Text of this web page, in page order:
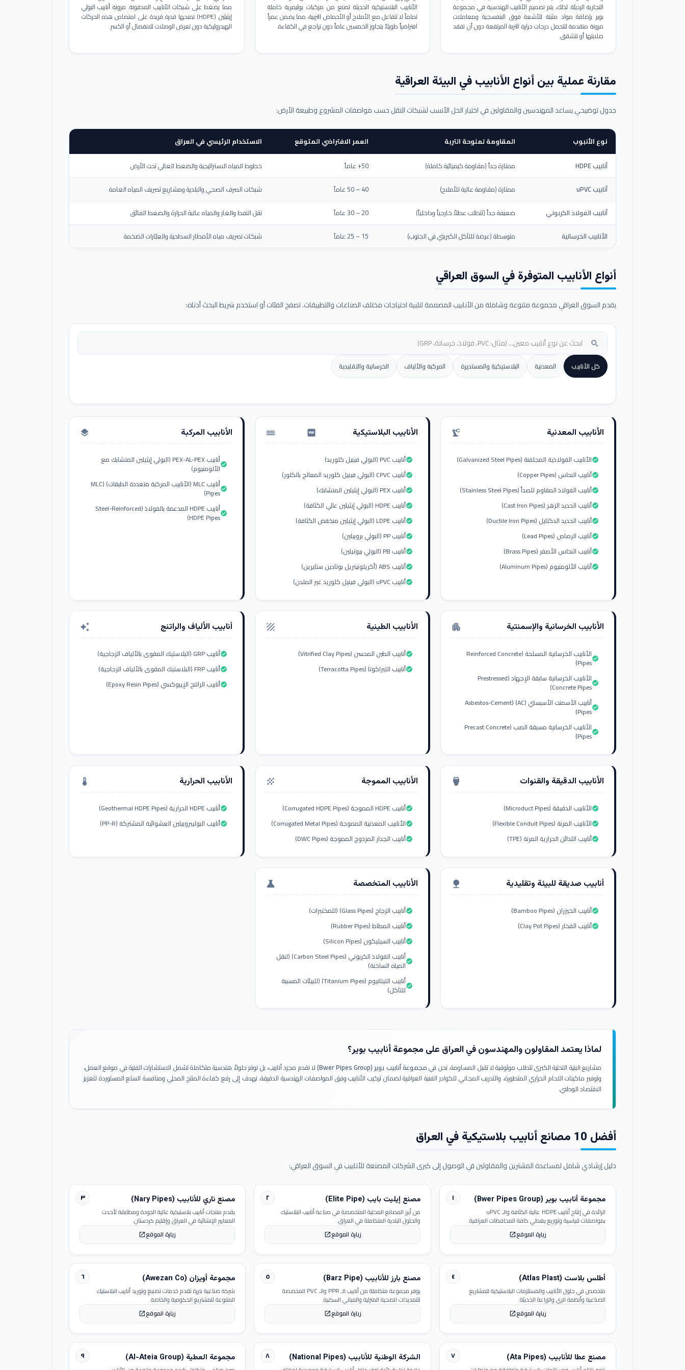
التجارية الرديئة. لذلك، يتم تصميم الأنابيب الهندسية في مجموعة
بوير بإضافة مواد مثبتة للأشعة فوق البنفسجية ومعاملات
مرونة متقدمة لتتحمل درجات حرارة التربة المرتفعة دون أن تفقد
صلابتها أو تتشقق.
الأنابيب البلاستيكية الحديثة تصنع من مركبات بوليمرية خاملة
تماماً لا تتفاعل مع الأملاح أو الأحماض التربية، مما يضمن عمراً
افتراضياً طويلاً يتجاوز الخمسين عاماً دون تراجع في الكفاءة.
مما يضغط على شبكات الأنابيب المدفونة. مرونة أنابيب البولي
إيثيلين (HDPE) تمنحها قدرة فريدة على امتصاص هذه الحركات
الهيدروليكية دون تعرض الوصلات للانفصال أو الكسر.
مقارنة عملية بين أنواع الأنابيب في البيئة العراقية
جدول توضيحي يساعد المهندسين والمقاولين في اختيار الحل الأنسب لشبكات النقل حسب مواصفات المشروع وطبيعة الأرض:
نوع الأنبوب المقاومة لملوحة التربة العمر الافتراضي المتوقع الاستخدام الرئيسي في العراق
أنابيب HDPE ممتازة جداً (مقاومة كيميائية كاملة) 50+ عاماً
خطوط المياه الاستراتيجية والضغط العالي تحت الأرض
أنابيب uPVC
ممتازة (مقاومة عالية للأملاح) 40 – 50 عاماً
شبكات الصرف الصحي والبلدية ومشاريع تصريف المياه العامة
أنابيب الفولاذ الكربوني
ضعيفة جداً (تتطلب عطلاً خارجياً وداخلياً) 20 – 30 عاماً
نقل النفط والغاز والمياه عالية الحرارة والضغط الفائق
الأنابيب الخرسانية
متوسطة (عرضة للتآكل الكبريتي في الجنوب) 15 – 25 عاماً شبكات تصريف مياه الأمطار السطحية والعبّارات الضخمة
أنواع الأنابيب المتوفرة في السوق العراقي
يقدم السوق العراقي مجموعة متنوعة وشاملة من الأنابيب المصممة لتلبية احتياجات مختلف الصناعات والتطبيقات. تصفح الفئات أو استخدم شريط البحث أدناه:
search
كل الأنابيب المعدنية البلاستيكية والمستديرة المركبة والألياف الخرسانية والتقليدية
الأنابيب المعدنية precision_manufacturing
الأنابيب الفولاذية المجلفنة (Galvanized Steel Pipes)check_circle
أنابيب النحاس (Copper Pipes)check_circle
أنابيب الفولاذ المقاوم للصدأ (Stainless Steel Pipes)check_circle
أنابيب الحديد الزهر (Cast Iron Pipes)check_circle
أنابيب الحديد الدكتايل (Ductile Iron Pipes)check_circle
أنابيب الرصاص (Lead Pipes)check_circle
أنابيب النحاس الأصفر (Brass Pipes)check_circle
أنابيب الألومنيوم (Aluminum Pipes)check_circle
الأنابيب البلاستيكية water_pump
أنابيب PVC (البولي فينيل كلوريد)check_circle
أنابيب CPVC (البولي فينيل كلوريد المعالج بالكلور)check_circle
أنابيب PEX (البولي إيثيلين المتشابك)check_circle
أنابيب HDPE (البولي إيثيلين عالي الكثافة)check_circle
أنابيب LDPE (البولي إيثيلين منخفض الكثافة)check_circle
أنابيب PP (البولي بروبيلين)check_circle
أنابيب PB (البولي بيوتيلين)check_circle
أنابيب ABS (أكريلونيتريل بوتادين ستايرين)check_circle
أنابيب uPVC (البولي فينيل كلوريد غير الملدن)check_circle
الأنابيب المركبة layers
أنابيب PEX-AL-PEX (البولي إيثيلين المتشابك مع
الألومنيوم)check_circle
أنابيب MLC (الأنابيب المركبة متعددة الطبقات) (MLC
Pipes)check_circle
أنابيب HDPE المدعمة بالفولاذ (Steel-Reinforced
HDPE Pipes)check_circle
الأنابيب الخرسانية والإسمنتية apartment
الأنابيب الخرسانية المسلحة (Reinforced Concrete
Pipes)check_circle
الأنابيب الخرسانية سابقة الإجهاد (Prestressed
Concrete Pipes)check_circle
أنابيب الأسمنت الأسبستي (AC) (Asbestos-Cement
Pipes)check_circle
الأنابيب الخرسانية مسبقة الصب (Precast Concrete
Pipes)check_circle
الأنابيب الطينية texture
أنابيب الطين المحسن (Vitrified Clay Pipes)check_circle
أنابيب التيراكوتا (Terracotta Pipes)check_circle
أنابيب الألياف والراتنج auto_awesome
أنابيب GRP (البلاستيك المقوى بالألياف الزجاجية)check_circle
أنابيب FRP (البلاستيك المقوى بالألياف الزجاجية)check_circle
أنابيب الراتنج الإيبوكسي (Epoxy Resin Pipes)check_circle
الأنابيب الدقيقة والقنوات settings_input_hdmi
الأنابيب الدقيقة (Microduct Pipes)check_circle
الأنابيب المرنة (Flexible Conduit Pipes)check_circle
أنابيب اللدائن الحرارية المرنة (TPE)check_circle
الأنابيب المموجة grain
أنابيب HDPE المموجة (Corrugated HDPE Pipes)check_circle
الأنابيب المعدنية المموجة (Corrugated Metal Pipes)check_circle
أنابيب الجدار المزدوج المموجة (DWC Pipes)check_circle
الأنابيب الحرارية thermostat
أنابيب HDPE الحرارية (Geothermal HDPE Pipes)check_circle
أنابيب البوليبروبيلين العشوائية المشتركة (PP-R)check_circle
أنابيب صديقة للبيئة وتقليدية nature
أنابيب الخيزران (Bamboo Pipes)check_circle
أنابيب الفخار (Clay Pot Pipes)check_circle
الأنابيب المتخصصة science
أنابيب الزجاج (Glass Pipes) (للمختبرات)check_circle
أنابيب المطاط (Rubber Pipes)check_circle
أنابيب السيليكون (Silicon Pipes)check_circle
أنابيب الفولاذ الكربوني (Carbon Steel Pipes) (لنقل
المياه الساخنة)check_circle
أنابيب التيتانيوم (Titanium Pipes) (للبيئات المسببة
للتآكل)check_circle
لماذا يعتمد المقاولون والمهندسون في العراق على مجموعة أنابيب بوير؟
مشاريع البنية التحتية الكبرى تتطلب موثوقية لا تقبل المساومة. نحن فيمجموعة أنابيب بوير (Bwer Pipes Group)
لا نقدم مجرد أنابيب، بل نوفر حلولاً هندسية متكاملة تشمل الاستشارات الفنية في موقع العمل،
وتوفير ماكينات اللحام الحراري المتطورة، والتدريب المجاني للكوادر الفنية العراقية لضمان تركيب الأنابيب وفق المواصفات الهندسية الدقيقة. نهدف إلى رفع كفاءة المنتج المحلي ومنافسة السلع المستوردة لتعزيز
الاقتصاد الوطني.
أفضل 10 مصانع أنابيب بلاستيكية في العراق
دليل إرشادي شامل لمساعدة المشترين والمقاولين في الوصول إلى كبرى الشركات المصنعة للأنابيب في السوق العراقي:
١ مجموعة أنابيب بوير (Bwer Pipes Group)
الرائدة في إنتاج أنابيب HDPE عالية الكثافة والـ uPVC
بمواصفات قياسية وتوزيع يغطي كافة المحافظات العراقية.
زيارة الموقعopen_in_new
٢ مصنع إيليت بايب (Elite Pipe)
من أبرز المصانع المحلية المتخصصة في صناعة أنابيب البلاستيك
والحلول البلدية المتكاملة في العراق.
زيارة الموقعopen_in_new
٣ مصنع ناري للأنابيب (Nary Pipes)
يقدم منتجات أنابيب بلاستيكية عالية الجودة ومطابقة لأحدث
المعايير الإنشائية في العراق وإقليم كردستان.
زيارة الموقعopen_in_new
٤ أطلس بلاست (Atlas Plast)
متخصص في حلول الأنابيب والمستلزمات البلاستيكية للمشاريع
الصناعية وأنظمة الري والزراعة الحديثة.
زيارة الموقعopen_in_new
٥ مصنع بارز للأنابيب (Barz Pipe)
يوفر مجموعة متكاملة من أنابيب الـ PPR والـ PVC المخصصة
للتمديدات الصحية المنزلية والمباني السكنية.
زيارة الموقعopen_in_new
٦ مجموعة أويزان (Awezan Co)
شركة صناعية بارزة تقدم خدمات تصنيع وتوريد أنابيب البلاستيك
المتنوعة للمشاريع الحكومية والخاصة.
زيارة الموقعopen_in_new
٧ مصنع عطا للأنابيب (Ata Pipes) ٨ الشركة الوطنية للأنابيب (National Pipes) ٩ مجموعة العطية (Al-Ateia Group)